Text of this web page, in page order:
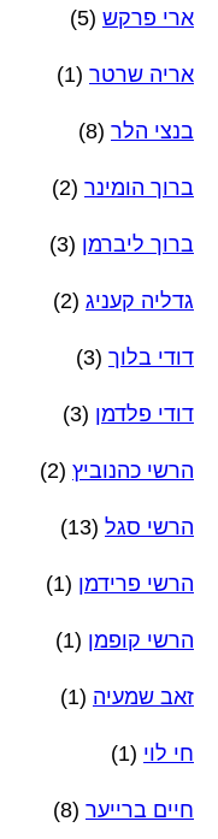
ארי פרקש (5)
אריה שרטר (1)
בנצי הלר (8)
ברוך הומינר (2)
ברוך ליברמן (3)
גדליה קעניג (2)
דודי בלוך (3)
דודי פלדמן (3)
הרשי כהנוביץ (2)
הרשי סגל (13)
הרשי פרידמן (1)
הרשי קופמן (1)
זאב שמעיה (1)
חי לוי (1)
חיים ברייער (8)